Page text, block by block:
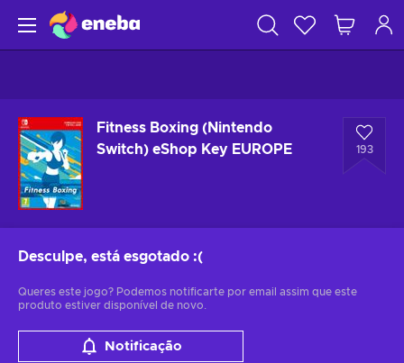
Fitness Boxing (Nintendo
Switch) eShop Key EUROPE
193
Desculpe, está esgotado :(
Queres este jogo? Podemos notificarte por email assim que este
produto estiver disponível de novo.
Notificação